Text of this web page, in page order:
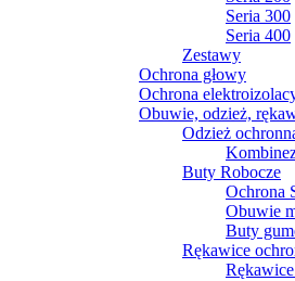
Seria 300
Seria 400
Zestawy
Ochrona głowy
Ochrona
Obuwie, odzież,
Odzież
Buty Robocze
Ochrona
Obuwie
Buty
Rękawice